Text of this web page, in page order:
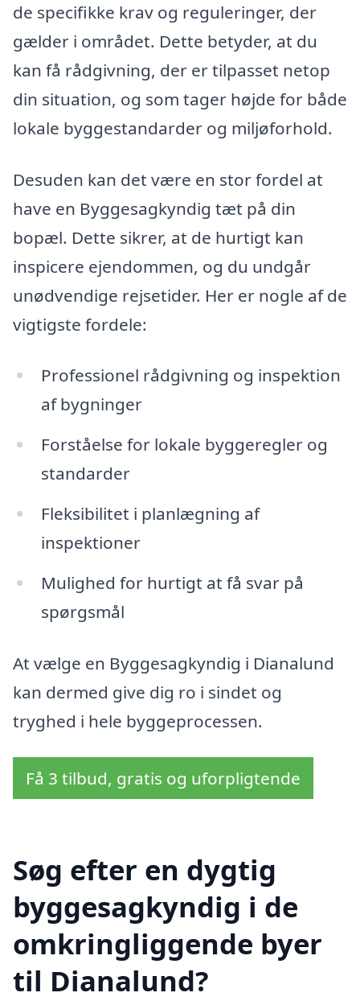
de specifikke krav og reguleringer, der
gælder i området. Dette betyder, at du
kan få rådgivning, der er tilpasset netop
din situation, og som tager højde for både
lokale byggestandarder og miljøforhold.
Desuden kan det være en stor fordel at
have en Byggesagkyndig tæt på din
bopæl. Dette sikrer, at de hurtigt kan
inspicere ejendommen, og du undgår
unødvendige rejsetider. Her er nogle af de
vigtigste fordele:
Professionel rådgivning og inspektion
af bygninger
Forståelse for lokale byggeregler og
standarder
Fleksibilitet i planlægning af
inspektioner
Mulighed for hurtigt at få svar på
spørgsmål
At vælge en Byggesagkyndig i Dianalund
kan dermed give dig ro i sindet og
tryghed i hele byggeprocessen.
Få 3 tilbud, gratis og uforpligtende
Søg efter en dygtig
byggesagkyndig i de
omkringliggende byer
til Dianalund?